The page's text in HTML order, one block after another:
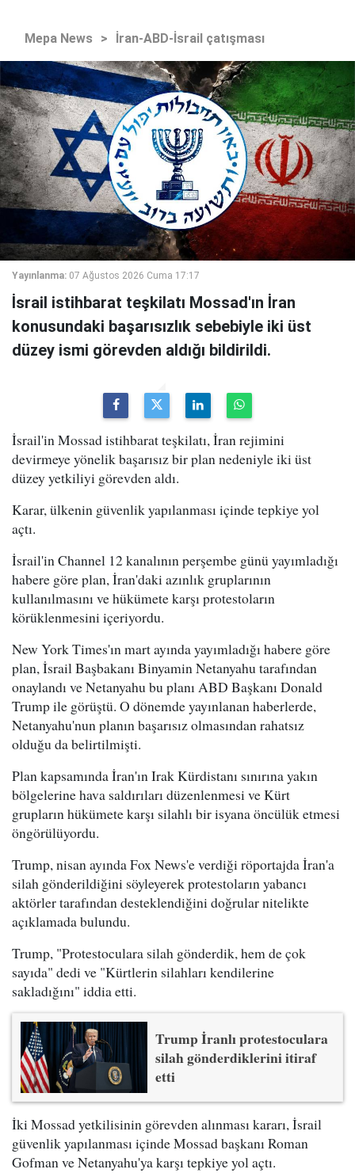
Mepa News > İran-ABD-İsrail çatışması
Yayınlanma: 07 Ağustos 2026 Cuma 17:17
İsrail istihbarat teşkilatı Mossad'ın İran
konusundaki başarısızlık sebebiyle iki üst
düzey ismi görevden aldığı bildirildi.
İsrail'in Mossad istihbarat teşkilatı, İran rejimini
devirmeye yönelik başarısız bir plan nedeniyle iki üst
düzey yetkiliyi görevden aldı.
Karar, ülkenin güvenlik yapılanması içinde tepkiye yol
açtı.
İsrail'in Channel 12 kanalının perşembe günü yayımladığı
habere göre plan, İran'daki azınlık gruplarının
kullanılmasını ve hükümete karşı protestoların
körüklenmesini içeriyordu.
New York Times'ın mart ayında yayımladığı habere göre
plan, İsrail Başbakanı Binyamin Netanyahu tarafından
onaylandı ve Netanyahu bu planı ABD Başkanı Donald
Trump ile görüştü. O dönemde yayınlanan haberlerde,
Netanyahu'nun planın başarısız olmasından rahatsız
olduğu da belirtilmişti.
Plan kapsamında İran'ın Irak Kürdistanı sınırına yakın
bölgelerine hava saldırıları düzenlenmesi ve Kürt
grupların hükümete karşı silahlı bir isyana öncülük etmesi
öngörülüyordu.
Trump, nisan ayında Fox News'e verdiği röportajda İran'a
silah gönderildiğini söyleyerek protestoların yabancı
aktörler tarafından desteklendiğini doğrular nitelikte
açıklamada bulundu.
Trump, "Protestoculara silah gönderdik, hem de çok
sayıda" dedi ve "Kürtlerin silahları kendilerine
sakladığını" iddia etti.
Trump İranlı protestoculara
silah gönderdiklerini itiraf
etti
İki Mossad yetkilisinin görevden alınması kararı, İsrail
güvenlik yapılanması içinde Mossad başkanı Roman
Gofman ve Netanyahu'ya karşı tepkiye yol açtı.